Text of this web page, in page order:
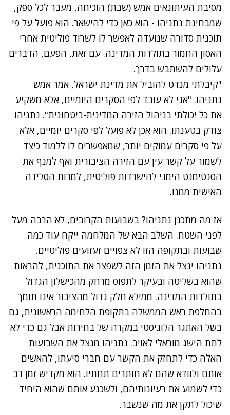
מסיבת העיתונאים אמש (שבת) הוכיחה, מעבר לכל ספק,
שמבחינת נתניהו - הוא כאן כדי להישאר. הוא פועל על פי
תוכנית סדורה שנועדה לאפשר לו לשרוד פוליטית אחרי
האסון החמור בתולדות המדינה. עם זאת, הפעם, הדברים
עלולים להשתבש בדרך.
"קיבלתי מנדט להוביל את מדינת ישראל, אמר אמש
נתניהו. "אני לא עובד לפי הסקרים היומיים, אלא משקיע
את כל יכולתי בניהול הזירה המדינית-ביטחונית". נתניהו
צודק בטענתו. הוא אכן לא פועל לפי סקרים יומיים, אלא
על פי סקרים עמוקים יותר, שמאפשרים לו ללמוד כיצד
לשמור על קשר עין עם הזירה הציבורית ואף למנף את
הסנטימנט הימני להישרדות פוליטית, למרות הסלידה
האישית ממנו.
נסה שוב
אז מה מתכנן נתניהו? בשבועות הקרובים, לא הרבה מעל
לפני השטח. השלב הבא של המלחמה ייקח עוד כמה
שבועות ובתקופה הזו לא צפויים זעזועים פוליטיים.
נתניהו ינצל את הזמן הזה לשפצר את התוכנית, להראות
שהוא בשליטה ובעיקר לתפוס מרחק מהכישלון הגדול
בתולדות המדינה. ממילא חלק גדול מהציבור אינו תומך
בהחלפת ראש הממשלה בתקופת הלחימה הראשונית, גם
בשל האתגר הלוגיסטי במקרה של בחירות אבל גם כדי לא
לתת הישג מוראלי לאויב. נתניהו מנצל את השבועות
האלה כדי לתחזק את הקשר עם חברי סיעתו, להאשים
אותם ולוודא שהם לא חותרים תחתיו. הוא מקדיש זמן רב
כדי לשמוע את רעיונותיהם, ולשכנע אותם שהוא היחיד
שיכול לתקן את מה שנשבר.